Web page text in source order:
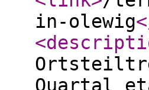
in-olewig
Quartal